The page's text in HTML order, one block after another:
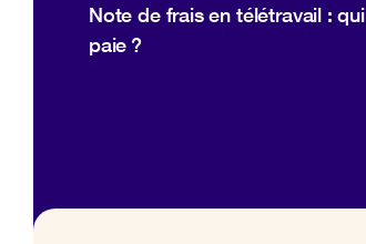
Note de frais en télétravail : qui
paie ?